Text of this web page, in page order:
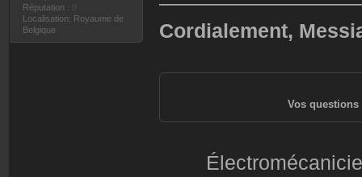
Réputation :
Localisation: Royaume de
Belgique
Cordialement,
Vos questions